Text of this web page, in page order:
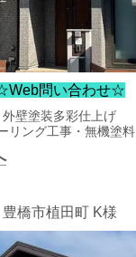
問い合わせ☆
外壁塗装多彩仕上げ
リング工事・無機塗料
豊橋市植田町 K様